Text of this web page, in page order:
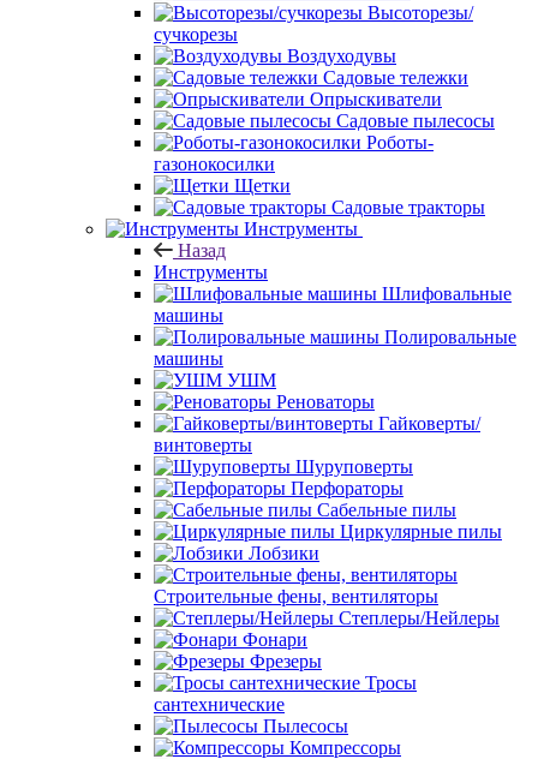
Высоторезы/
сучкорезы
Воздуходувы
Садовые тележки
Опрыскиватели
Садовые пылесосы
Роботы-
газонокосилки
Щетки
Садовые тракторы
Инструменты
Назад
Инструменты
Шлифовальные
машины
Полировальные
машины
УШМ
Реноваторы
Гайковерты/
винтоверты
Шуруповерты
Перфораторы
Сабельные пилы
Циркулярные пилы
Лобзики
Строительные фены, вентиляторы
Степлеры/Нейлеры
Фонари
Фрезеры
Тросы
сантехнические
Пылесосы
Компрессоры